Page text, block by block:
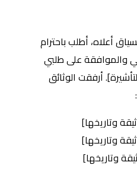
أعلاه، أطلب باحترام
والموافقة على طلبي
أرفقت الوثائق